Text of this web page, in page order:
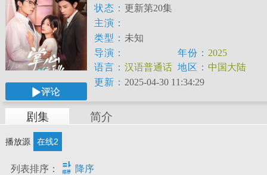
评论
状态： 更新第20集
主演：
类型： 未知
导演：
年份： 2025
语言： 汉语普通话 地区： 中国大陆
更新： 2025-04-30 11:34:29
剧集 简介
播放源 在线2
列表排序：  降序